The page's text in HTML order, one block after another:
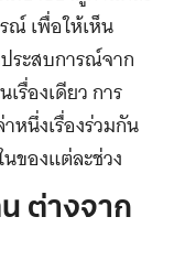
ณ์ เพื่อให้เห็น
ระสบการณ์จาก
รื่องเดียว การ
หนึ่งเรื่องร่วมกัน
ของแต่ละช่วง
ต่างจาก